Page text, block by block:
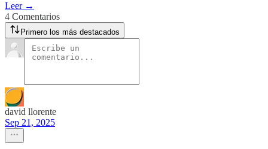
Leer →
4 Comentarios
Primero los más destacados
david llorente
Sep 21, 2025